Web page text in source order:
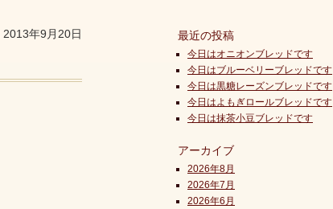
最近の投稿
今日はオニオンブレッドです
今日はブルーベリーブレッドです
今日は黒糖レーズンブレッドです
今日はよもぎロールブレッドです
今日は抹茶小豆ブレッドです
アーカイブ
2026年8月
2026年7月
2026年6月
2013年9月20日